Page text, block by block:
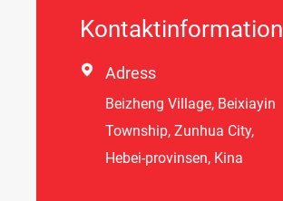
Kontaktinformation
 Adress
Beizheng Village, Beixiayin
Township, Zunhua City,
Hebei-provinsen, Kina